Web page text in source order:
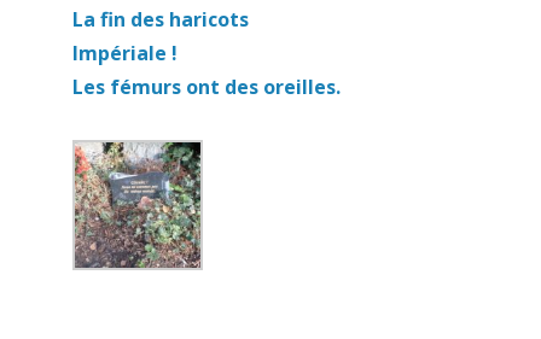
La fin des haricots
Impériale !
Les fémurs ont des oreilles.